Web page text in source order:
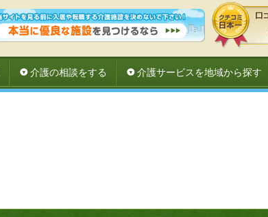
介護の相談をする 介護サービスを地域から探す